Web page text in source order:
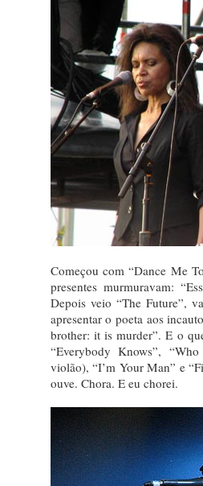
Começou com “Dance Me
presentes murmuravam:
Depois veio “The Future”,
apresentar o poeta aos
brother: it is murder”. E o
“Everybody Knows”,
violão), “I’m Your Man” e
ouve. Chora. E eu chorei.